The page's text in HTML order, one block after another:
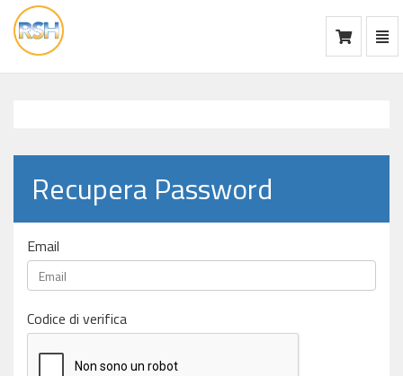
vai
alla
Recupera Password
Email
Codice di verifica